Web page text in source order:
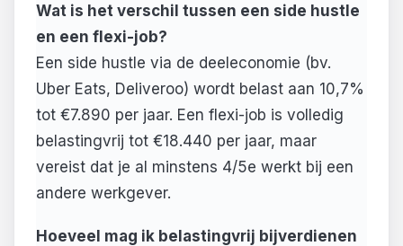
Wat is het verschil tussen een side hustle
en een flexi-job?
Een side hustle via de deeleconomie (bv.
Uber Eats, Deliveroo) wordt belast aan 10,7%
tot €7.890 per jaar. Een flexi-job is volledig
belastingvrij tot €18.440 per jaar, maar
vereist dat je al minstens 4/5e werkt bij een
andere werkgever.
Hoeveel mag ik belastingvrij bijverdienen